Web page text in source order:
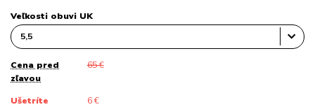
Veľkosti obuvi UK
Cena pred
zľavou
65 €
Ušetríte 6 €